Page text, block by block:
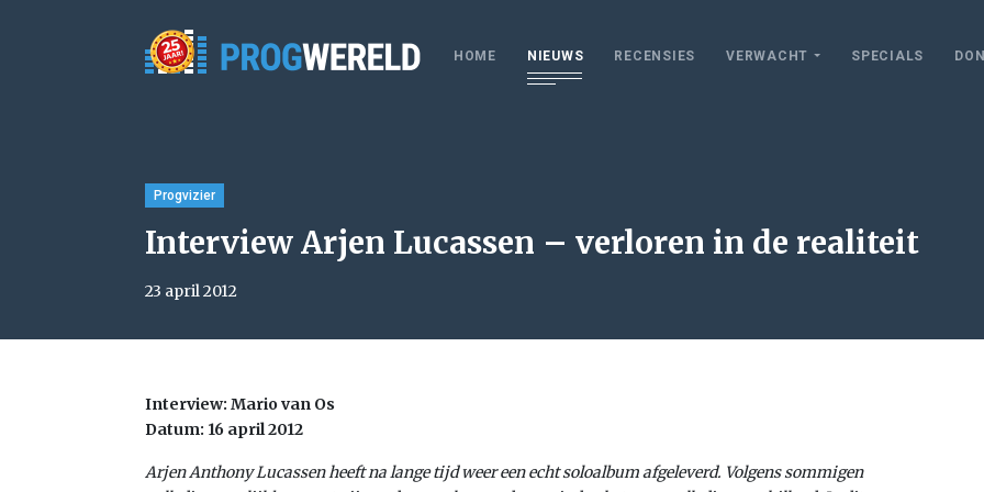
HOME NIEUWS RECENSIES VERWACHT SPECIALS
Progvizier
Interview Arjen Lucassen – verloren in de realiteit
23 april 2012
Interview: Mario van Os
Datum: 16 april 2012
Arjen Anthony Lucassen heeft na lange tijd weer een echt soloalbum afgeleverd. Volgens sommigen